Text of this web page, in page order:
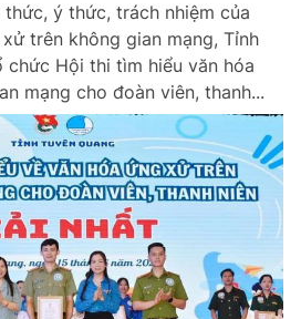
thức, ý thức, trách nhiệm của
trên không gian mạng, Tỉnh
chức Hội thi tìm hiểu văn hóa
mạng cho đoàn viên, thanh...